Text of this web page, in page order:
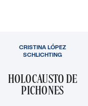
HOLOCAUSTO DE
PICHONES
CRISTINA LÓPEZ
SCHLICHTING